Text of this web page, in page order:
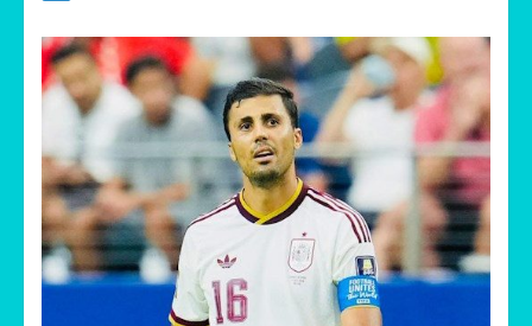
0 5 minutes
TRANSFORMATION SOCIALE :
L’importance pour le Togo d’avoir une
Feuille de route
5 minutes